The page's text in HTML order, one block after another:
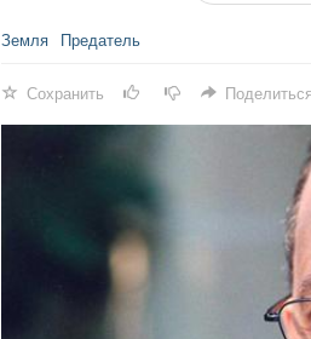
Земля Предатель
Сохранить